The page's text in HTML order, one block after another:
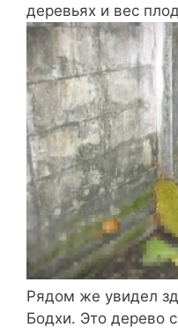
деревьях и вес
Рядом же увидел
Бодхи. Это дерево